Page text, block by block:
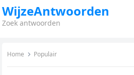
WijzeAntwoorden
Zoek antwoorden
Home Populair